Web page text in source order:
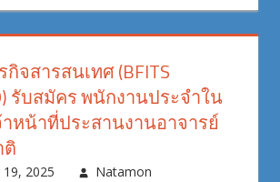
กิจสารสนเทศ (BFITS
รับสมัคร พนักงานประจำใน
หน้าที่ประสานงานอาจารย์
2025
Natamon